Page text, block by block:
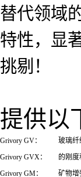
替代领域
特性，显
挑剔！
提供以
Grivory GV：
玻璃纤
Grivory GVX：
的刚
Grivory GM：
矿物增